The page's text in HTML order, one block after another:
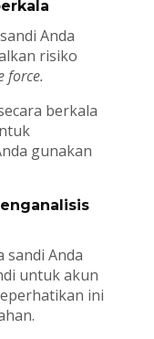
Anda
risiko
force.
berkala
gunakan
sandi Anda
untuk akun
ini